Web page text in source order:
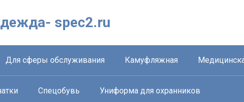
spec2.ru
Для сферы обслуживания Камуфляжная
Спецобувь Униформа для охранников